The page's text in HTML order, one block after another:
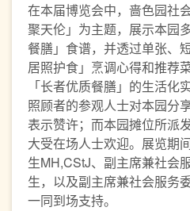
在本届博览会中，啬色园社
聚天伦」为主题，展示本园
餐膳」食谱，并透过单张、
居照护食」烹调心得和推荐
「长者优质餐膳」的生活化
照顾者的参观人士对本园分
表示赞许；而本园摊位所派
大受在场人士欢迎。展览期
生MH,CStJ、副主席兼社会
生，以及副主席兼社会服务
一同到场支持。